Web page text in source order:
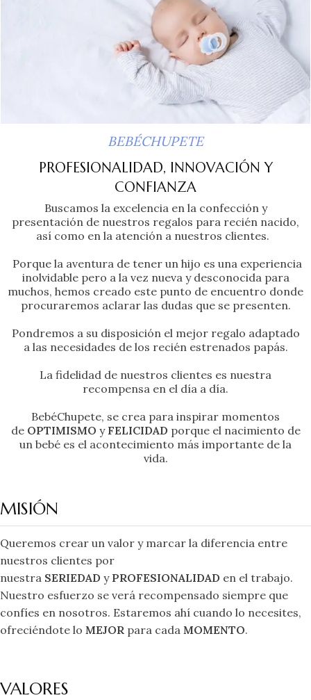
BEBÉCHUPETE
PROFESIONALIDAD, INNOVACIÓN Y
CONFIANZA
Buscamos la excelencia en la confección y
presentación de nuestros regalos para recién nacido,
así como en la atención a nuestros clientes.
Porque la aventura de tener un hijo es una experiencia
inolvidable pero a la vez nueva y desconocida para
muchos, hemos creado este punto de encuentro donde
procuraremos aclarar las dudas que se presenten.
Pondremos a su disposición el mejor regalo adaptado
a las necesidades de los recién estrenados papás.
La fidelidad de nuestros clientes es nuestra
recompensa en el día a día.
BebéChupete, se crea para inspirar momentos
de OPTIMISMO yFELICIDAD porque el nacimiento de
un bebé es el acontecimiento más importante de la
vida.
MISIÓN
Queremos crear un valor y marcar la diferencia entre
nuestros clientes por
nuestra SERIEDAD y PROFESIONALIDAD en el trabajo.
Nuestro esfuerzo se verá recompensado siempre que
confíes en nosotros. Estaremos ahí cuando lo necesites,
ofreciéndote lo MEJOR para cada MOMENTO.
VALORES